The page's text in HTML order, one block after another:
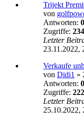
Trijekt
von
Antworten: 0
Zugriffe:
Letzter
23.11.2022,
Verkaufe
von Didi1 »
Antworten: 0
Zugriffe:
Letzter
25.10.2022,